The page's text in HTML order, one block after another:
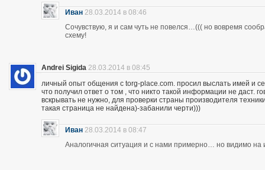
Иван 28.03.2014 в 08:46
Сочувствую, я и сам чуть не повелся…((( но вовремя
схему!
Andrei Sigida 28.03.2014 в 08:45
личный опыт общения с torg-place.com. просил выслать имей и
что получил ответ о том , что никто такой информации не
вскрывать не нужно, для проверки страны производителя
такая страница не найдена)-забанили черти)))
Иван 28.03.2014 в 08:47
Аналогичная ситуация и с нами примерно… но видимо на